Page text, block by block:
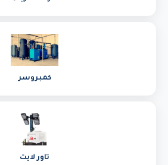
كمبروسر
تاور لايت